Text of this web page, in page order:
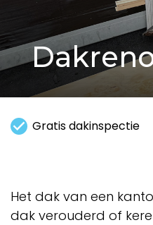
Gratis dakinspectie
Het dak van een
dak verouderd of